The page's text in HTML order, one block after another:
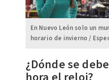
En Nuevo León solo un
horario de invierno /
¿Dónde se